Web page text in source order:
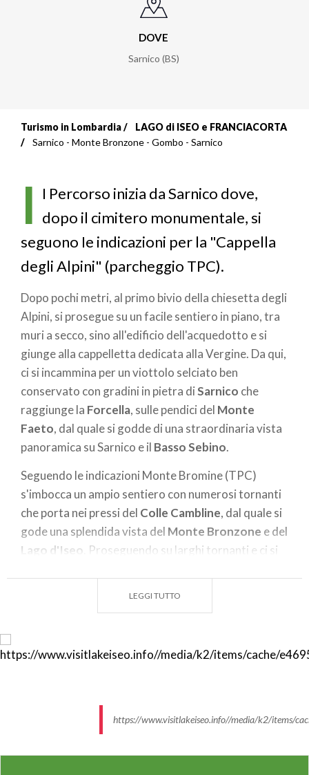
DOVE
Sarnico (BS)
Briciole
pane
Turismo in Lombardia
LAGO di ISEO e FRANCIACORTA
Sarnico - Monte Bronzone - Gombo - Sarnico
I I Percorso inizia da Sarnico dove,
dopo il cimitero monumentale, si
seguono Ie indicazioni per la "Cappella
degli Alpini" (parcheggio TPC).
Dopo pochi metri, al primo bivio della chiesetta degli
Alpini, si prosegue su un facile sentiero in piano, tra
muri a secco, sino all'edificio dell'acquedotto e si
giunge alla cappelletta dedicata alla Vergine. Da qui,
ci si incammina per un viottolo selciato ben
conservato con gradini in pietra diSarnico che
raggiunge la Forcella, sulle pendici del Monte
Faeto, dal quale si godde di una straordinaria vista
panoramica su Sarnico e il Basso Sebino.
Seguendo le indicazioni Monte Bromine (TPC)
s'imbocca un ampio sentiero con numerosi tornanti
che porta nei pressi del Colle Cambline, dal quale si
gode una splendida vista del Monte Bronzone e del
Lago d'Iseo . Proseguendo su larghi tornanti e ci si
Qui il panorama ripaga della fatica spesa: la vista
Monte Isola, i Colli di San Fermi, le Prealpi
Per il ritorno, si ripercorre l'ultimo tratto fino al
segnavia 701 e si prosegue a sinistra per arrivare al
Monte Gombo (m 1168), sito di ritrovamenti
LEGGI TUTTO
https://www.visitlakeiseo.info//media/k2/items/